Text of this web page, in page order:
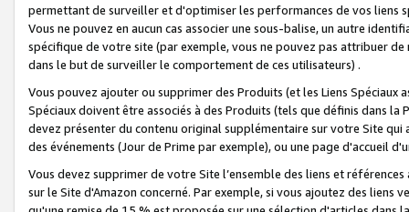
permettant de surveiller et d'optimiser les performances de vos liens
Vous ne pouvez en aucun cas associer une sous-balise, un autre
spécifique de votre site (par exemple, vous ne pouvez pas attribuer
dans le but de surveiller le comportement de ces utilisateurs) .
Vous pouvez ajouter ou supprimer des Produits (et les Liens
Spéciaux doivent être associés à des Produits (tels que définis dans
devez présenter du contenu original supplémentaire sur votre Site qui
des événements (Jour de Prime par exemple), ou une page d'accueil
Vous devez supprimer de votre Site l’ensemble des liens et
sur le Site d'Amazon concerné. Par exemple, si vous ajoutez des